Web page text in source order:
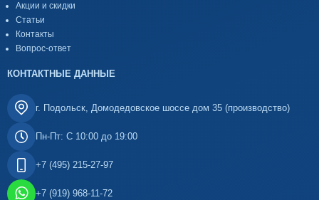
Акции и скидки
Статьи
Контакты
Вопрос-ответ
КОНТАКТНЫЕ ДАННЫЕ
г. Подольск, Домодедовское шоссе дом 35 (производство)
Пн-Пт: С 10:00 до 19:00
+7 (495) 215-27-97
+7 (919) 968-11-72